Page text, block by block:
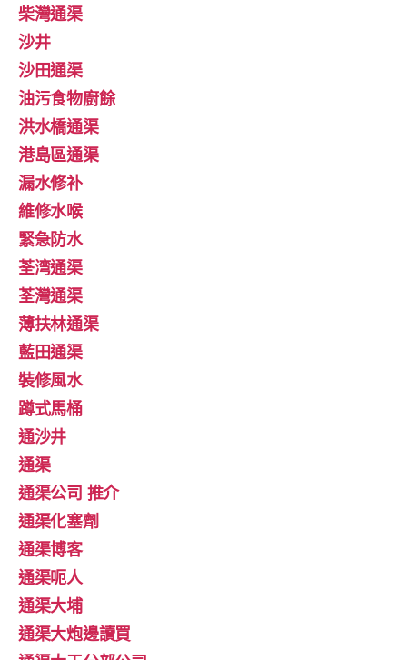
柴灣通渠
沙井
沙田通渠
油污食物廚餘
洪水橋通渠
港島區通渠
漏水修补
維修水喉
緊急防水
荃湾通渠
荃灣通渠
薄扶林通渠
藍田通渠
裝修風水
蹲式馬桶
通沙井
通渠
通渠公司 推介
通渠化塞劑
通渠博客
通渠呃人
通渠大埔
通渠大炮邊讀買